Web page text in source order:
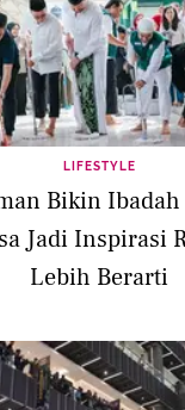
LIFESTYLE
Bikin
Jadi Inspirasi
Lebih Berarti